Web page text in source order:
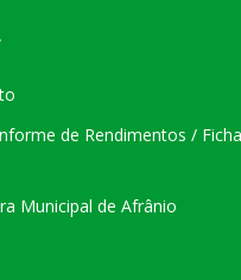
de Rendimentos /
Municipal de Afrânio